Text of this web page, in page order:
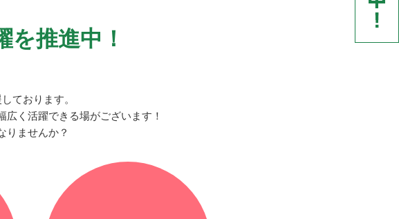
推進中！
ております。
く活躍できる場がございます！
りませんか？